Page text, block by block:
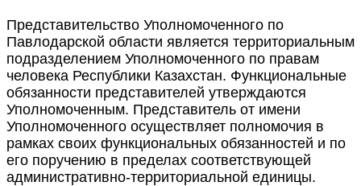
Представительство Уполномоченного по
Павлодарской области является территориальным
подразделением Уполномоченного по правам
человека Республики Казахстан. Функциональные
обязанности представителей утверждаются
Уполномоченным. Представитель от имени
Уполномоченного осуществляет полномочия в
рамках своих функциональных обязанностей и по
его поручению в пределах соответствующей
административно-территориальной единицы.